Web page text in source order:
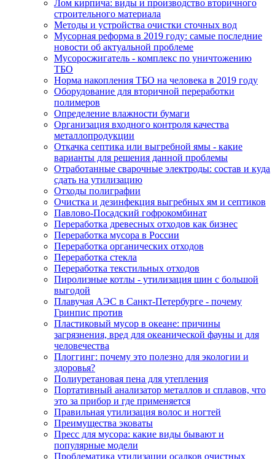
Лом кирпича: виды и производство вторичного
строительного материала
Методы и устройства очистки сточных вод
Мусорная реформа в 2019 году: самые последние
новости об актуальной проблеме
Мусоросжигатель - комплекс по уничтожению
ТБО
Норма накопления ТБО на человека в 2019 году
Оборудование для вторичной переработки
полимеров
Определение влажности бумаги
Организация входного контроля качества
металлопродукции
Откачка септика или выгребной ямы - какие
варианты для решения данной проблемы
Отработанные сварочные электроды: состав и куда
сдать на утилизацию
Отходы полиграфии
Очистка и дезинфекция выгребных ям и септиков
Павлово-Посадский гофрокомбинат
Переработка древесных отходов как бизнес
Переработка мусора в России
Переработка органических отходов
Переработка стекла
Переработка текстильных отходов
Пиролизные котлы - утилизация шин с большой
выгодой
Плавучая АЭС в Санкт-Петербурге - почему
Гринпис против
Пластиковый мусор в океане: причины
загрязнения, вред для океанической фауны и для
человечества
Плоггинг: почему это полезно для экологии и
здоровья?
Полиуретановая пена для утепления
Портативный анализатор металлов и сплавов, что
это за прибор и где применяется
Правильная утилизация волос и ногтей
Преимущества эковаты
Пресс для мусора: какие виды бывают и
популярные модели
Проблематика утилизации осадков очистных